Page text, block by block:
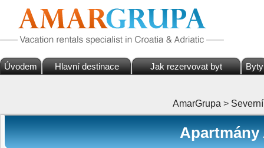
Úvodem Hlavní destinace Jak rezervovat byt Byty
AmarGrupa >
Apartmány